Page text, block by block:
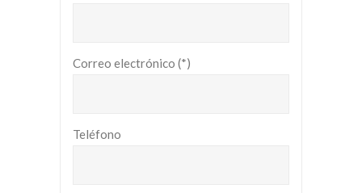
Correo electrónico (*)
Teléfono